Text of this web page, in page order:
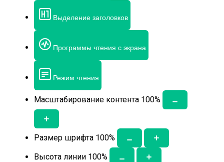
Выделение заголовков
Программы чтения с экрана
Режим чтения
Масштабирование контента 100%
Размер шрифта 100%
Высота линии 100%